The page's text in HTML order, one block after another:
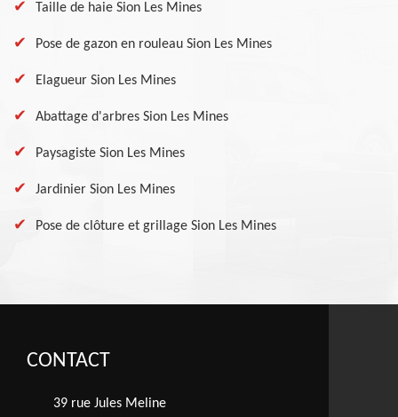
Taille de haie Sion Les Mines
Pose de gazon en rouleau Sion Les Mines
Elagueur Sion Les Mines
Abattage d'arbres Sion Les Mines
Paysagiste Sion Les Mines
Jardinier Sion Les Mines
Pose de clôture et grillage Sion Les Mines
CONTACT
39 rue Jules Meline